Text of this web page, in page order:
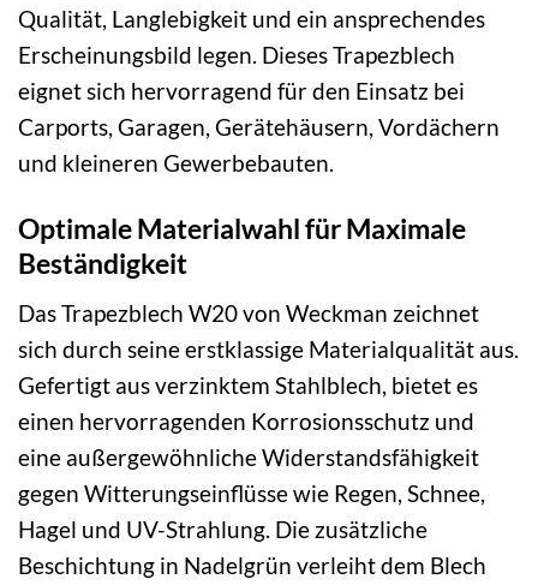
Qualität, Langlebigkeit und ein ansprechendes
Erscheinungsbild legen. Dieses Trapezblech
eignet sich hervorragend für den Einsatz bei
Carports, Garagen, Gerätehäusern, Vordächern
und kleineren Gewerbebauten.
Optimale Materialwahl für Maximale
Beständigkeit
Das Trapezblech W20 von Weckman zeichnet
sich durch seine erstklassige Materialqualität aus.
Gefertigt aus verzinktem Stahlblech, bietet es
einen hervorragenden Korrosionsschutz und
eine außergewöhnliche Widerstandsfähigkeit
gegen Witterungseinflüsse wie Regen, Schnee,
Hagel und UV-Strahlung. Die zusätzliche
Beschichtung in Nadelgrün verleiht dem Blech